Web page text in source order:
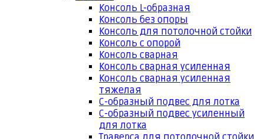
Консоль L-образная
Консоль без опоры
Консоль для потолочной стойки
Консоль с опорой
Консоль сварная
Консоль сварная усиленная
Консоль сварная усиленная
тяжелая
С-образный подвес для лотка
С-образный подвес усиленный
для лотка